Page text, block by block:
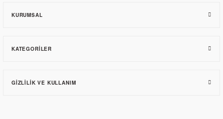
KURUMSAL
KATEGORILER
GIZLILIK VE KULLANIM